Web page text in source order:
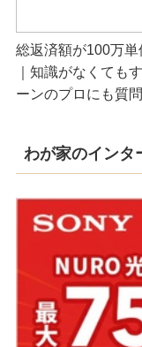
総返済額が100万
｜知識がなくても
ーンのプロにも質
わが家のインタ